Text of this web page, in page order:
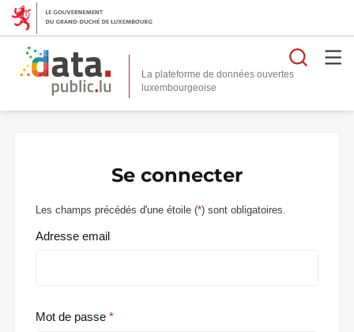
La plateforme de données ouvertes
Se connecter
Les champs précédés d'une étoile (*) sont obligatoires.
Adresse email
Mot de passe